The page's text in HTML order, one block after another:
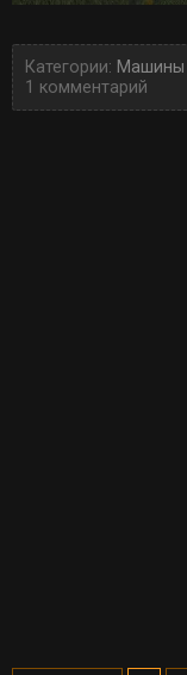
Категории: Машины
1 комментарий